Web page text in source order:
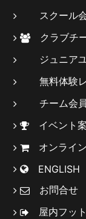
スクール会
クラブチ
ジュニアユ
無料体験レ
チーム会員
イベント
オンライン
ENGLISH
お問合せ
屋内フッ